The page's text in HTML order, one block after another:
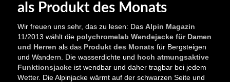
als Produkt des Monats
Wir freuen uns sehr, das zu lesen: Das Alpin Magazin
11/2013 wählt die polychromelab Wendejacke für Damen
und Herren als das Produkt des Monats für Bergsteigen
und Wandern. Die wasserdichte und hoch atmungsaktive
Funktionsjackeist wendbar und daher tragbar bei jedem
Wetter. Die Alpinjacke wärmt auf der schwarzen Seite und